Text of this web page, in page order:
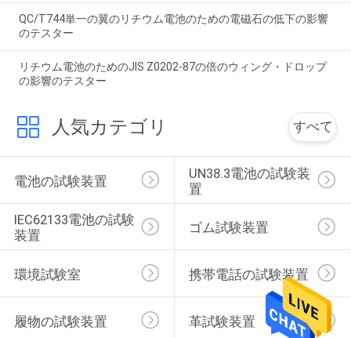
QC/T744単一の翼のリチウム電池のための電磁石の低下の影響
のテスター
リチウム電池のためのJIS Z0202-87の倍のウィング・ドロップ
の影響のテスター
人気カテゴリ すべて
電池の試験装置
UN38.3電池の試験装
置
IEC62133電池の試験
装置
ゴム試験装置
環境試験室 携帯電話の試験装置
履物の試験装置 革試験装置